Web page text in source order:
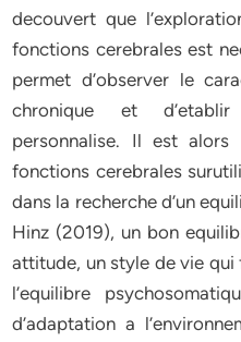
decouvert que
fonctions cerebrales est
permet d’observer le
chronique et
personnalise. Il est
fonctions cerebrales
dans la recherche d’un
Hinz (2019), un bon
attitude, un style de vie
l’equilibre
d’adaptation a